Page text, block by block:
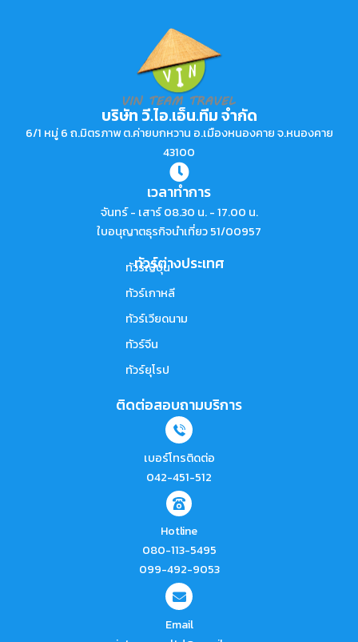
บริษัท วี.ไอ.เอ็น.ทีม จำกัด
6/1 หมู่ 6 ถ.มิตรภาพ ต.ค่ายบกหวาน อ.เมืองหนองคาย จ.หนองคาย
43100
เวลาทำการ
จันทร์ - เสาร์ 08.30 น. - 17.00 น.
ใบอนุญาตธุรกิจนำเที่ยว 51/00957
ทัวร์ต่างประเทศ
ทัวร์ญี่ปุ่น
ทัวร์เกาหลี
ทัวร์เวียดนาม
ทัวร์จีน
ทัวร์ยุโรป
ติดต่อสอบถามบริการ
เบอร์โทรติดต่อ
042-451-512
Hotline
080-113-5495
099-492-9053
Email